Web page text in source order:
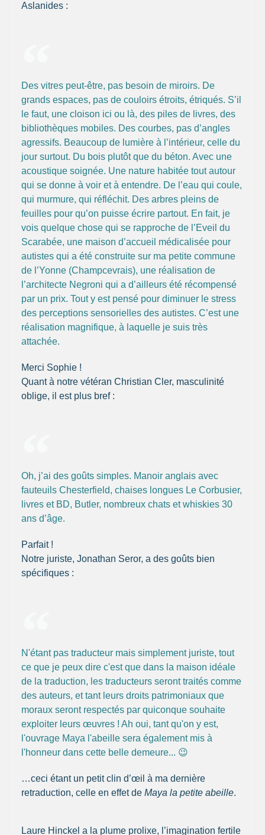
Aslanides :
Des vitres peut-être, pas besoin de miroirs. De
grands espaces, pas de couloirs étroits, étriqués. S’il
le faut, une cloison ici ou là, des piles de livres, des
bibliothèques mobiles. Des courbes, pas d’angles
agressifs. Beaucoup de lumière à l’intérieur, celle du
jour surtout. Du bois plutôt que du béton. Avec une
acoustique soignée. Une nature habitée tout autour
qui se donne à voir et à entendre. De l’eau qui coule,
qui murmure, qui réfléchit. Des arbres pleins de
feuilles pour qu’on puisse écrire partout. En fait, je
vois quelque chose qui se rapproche de l’Eveil du
Scarabée, une maison d’accueil médicalisée pour
autistes qui a été construite sur ma petite commune
de l’Yonne (Champcevrais), une réalisation de
l’architecte Negroni qui a d’ailleurs été récompensé
par un prix. Tout y est pensé pour diminuer le stress
des perceptions sensorielles des autistes. C’est une
réalisation magnifique, à laquelle je suis très
attachée.
Merci Sophie !
Quant à notre vétéran Christian Cler, masculinité
oblige, il est plus bref :
Oh, j’ai des goûts simples. Manoir anglais avec
fauteuils Chesterfield, chaises longues Le Corbusier,
livres et BD, Butler, nombreux chats et whiskies 30
ans d’âge.
Parfait !
Notre juriste, Jonathan Seror, a des goûts bien
spécifiques :
N'étant pas traducteur mais simplement juriste, tout
ce que je peux dire c'est que dans la maison idéale
de la traduction, les traducteurs seront traités comme
des auteurs, et tant leurs droits patrimoniaux que
moraux seront respectés par quiconque souhaite
exploiter leurs œuvres ! Ah oui, tant qu'on y est,
l'ouvrage Maya l'abeille sera également mis à
l'honneur dans cette belle demeure... 😉
…ceci étant un petit clin d’œil à ma dernière
retraduction, celle en effet de Maya la petite abeille.
Laure Hinckel a la plume prolixe, l’imagination fertile